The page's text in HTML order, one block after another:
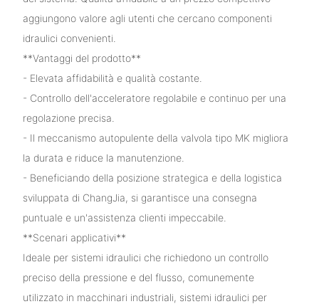
aggiungono valore agli utenti che cercano componenti
idraulici convenienti.
**Vantaggi del prodotto**
- Elevata affidabilità e qualità costante.
- Controllo dell'acceleratore regolabile e continuo per una
regolazione precisa.
- Il meccanismo autopulente della valvola tipo MK migliora
la durata e riduce la manutenzione.
- Beneficiando della posizione strategica e della logistica
sviluppata di ChangJia, si garantisce una consegna
puntuale e un'assistenza clienti impeccabile.
**Scenari applicativi**
Ideale per sistemi idraulici che richiedono un controllo
preciso della pressione e del flusso, comunemente
utilizzato in macchinari industriali, sistemi idraulici per